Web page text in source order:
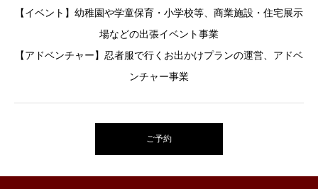
【イベント】幼稚園や学童保育・小学校等、商業施設・住宅展示
場などの出張イベント事業
【アドベンチャー】忍者服で行くお出かけプランの運営、アドベ
ンチャー事業
ご予約